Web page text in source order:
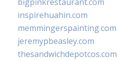
inspirehuahin.com
memmingerspainting.com
jeremypbeasley.com
thesandwichdepotcos.com